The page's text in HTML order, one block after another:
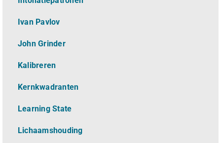
Ivan Pavlov
John Grinder
Kalibreren
Kernkwadranten
Learning State
Lichaamshouding